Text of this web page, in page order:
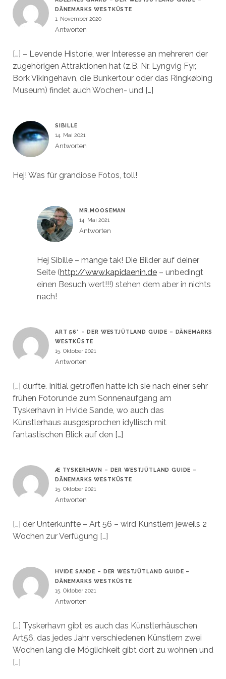
DÄNEMARKS WESTKÜSTE
1. November 2020
Antworten
[…] – Levende Historie, wer Interesse an mehreren der
zugehörigen Attraktionen hat (z.B. Nr. Lyngvig Fyr,
Bork Vikingehavn, die Bunkertour oder das Ringkøbing
Museum) findet auch Wochen- und […]
SIBILLE
14. Mai 2021
Antworten
Hej! Was für grandiose Fotos, toll!
MR.MOOSEMAN
14. Mai 2021
Antworten
Hej Sibille – mange tak! Die Bilder auf deiner
Seite (http://www.kapidaenin.de– unbedingt
einen Besuch wert!!!) stehen dem aber in nichts
nach!
ART 56° – DER WESTJÜTLAND GUIDE – DÄNEMARKS
WESTKÜSTE
15. Oktober 2021
Antworten
[…] durfte. Initial getroffen hatte ich sie nach einer sehr
frühen Fotorunde zum Sonnenaufgang am
Tyskerhavn in Hvide Sande, wo auch das
Künstlerhaus ausgesprochen idyllisch mit
fantastischen Blick auf den […]
Æ TYSKERHAVN – DER WESTJÜTLAND GUIDE –
DÄNEMARKS WESTKÜSTE
15. Oktober 2021
Antworten
[…] der Unterkünfte – Art 56 – wird Künstlern jeweils 2
Wochen zur Verfügung […]
HVIDE SANDE – DER WESTJÜTLAND GUIDE –
DÄNEMARKS WESTKÜSTE
15. Oktober 2021
Antworten
[…] Tyskerhavn gibt es auch das Künstlerhäuschen
Art56, das jedes Jahr verschiedenen Künstlern zwei
Wochen lang die Möglichkeit gibt dort zu wohnen und
[…]